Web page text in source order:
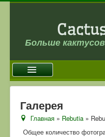
Больше
Новости
Галерея
Галерея
Главная » Rebutia »
Общее количество